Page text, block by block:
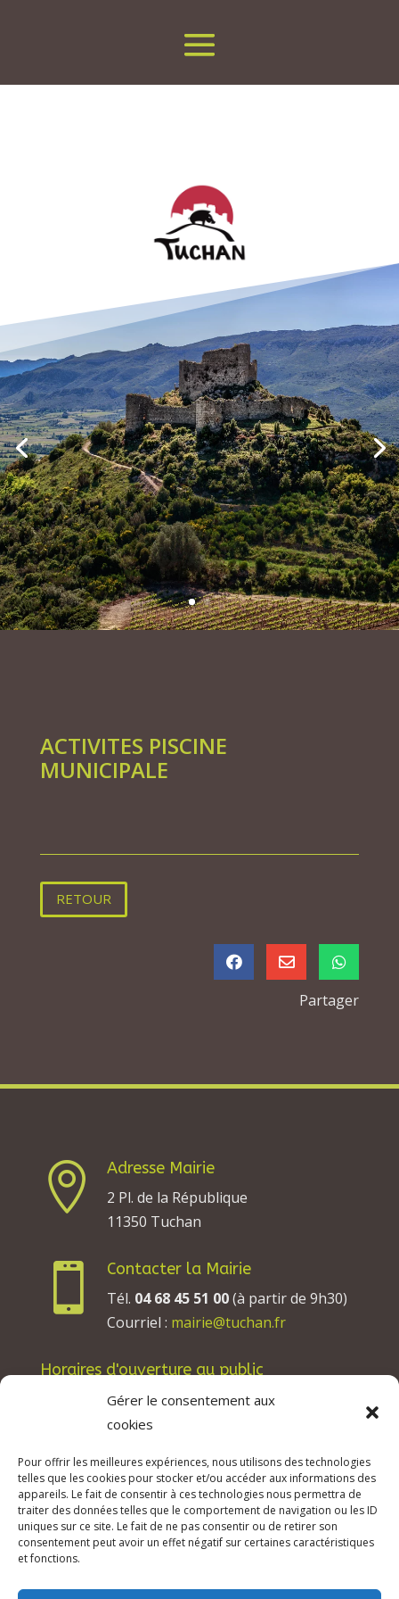
Gérer le consentement aux
cookies
Pour offrir les meilleures expériences, nous utilisons des technologies
telles que les cookies pour stocker et/ou accéder aux informations des
appareils. Le fait de consentir à ces technologies nous permettra de
traiter des données telles que le comportement de navigation ou les ID
uniques sur ce site. Le fait de ne pas consentir ou de retirer son
consentement peut avoir un effet négatif sur certaines caractéristiques
et fonctions.
ACTIVITES PISCINE
MUNICIPALE
RETOUR
  
Partager

Adresse Mairie
2 Pl. de la République
11350 Tuchan

Contacter la Mairie
Tél. 04 68 45 51 00(à partir de 9h30)
Courriel : mairie@tuchan.fr
Horaires d'ouverture au public
Les lundis, mardis et jeudis : de 8h à 12h et de
13h30 à 17h30.
Les vendredis : de 8h à 12h.
© 2026 Mairie de Tuchan | Site Internet réalisé